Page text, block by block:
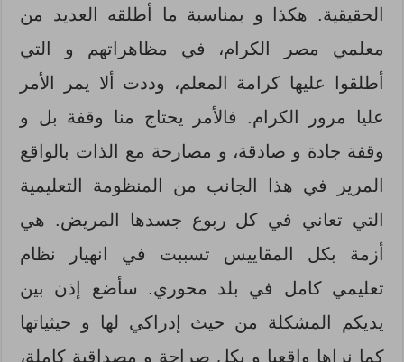
الحقيقية. هكذا و بمناسبة ما أطلقه العديد من
معلمي مصر الكرام، في مظاهراتهم و التي
أطلقوا عليها كرامة المعلم، وددت ألا يمر الأمر
عليا مرور الكرام. فالأمر يحتاج منا وقفة بل و
وقفة جادة و صادقة، و مصارحة مع الذات بالواقع
المرير في هذا الجانب من المنظومة التعليمية
التي تعاني في كل ربوع جسدها المريض. هي
أزمة بكل المقاييس تسببت في انهيار نظام
تعليمي كامل في بلد محوري. سأضع إذن بين
يديكم المشكلة من حيث إدراكي لها و حيثياتها
كما نراها واقعيا و بكل صراحة و مصداقية كاملة،